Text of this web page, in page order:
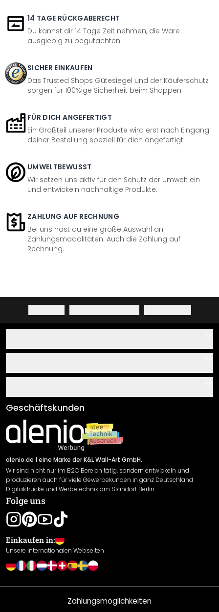
14 TAGE RÜCKGABERECHT
Du kannst dir 14 Tage Zeit nehmen, die Ware
ausgiebig zu begutachten.
SICHER EINKAUFEN
Das Trusted Shops Gütesiegel und der Käuferschutz
sorgen für 100%ige Sicherheit beim Shoppen.
FÜR DICH ANGEFERTIGT
Ein Großteil unserer Produkte wird erst nach Eingang
deiner Bestellung speziell für dich angefertigt.
UMWELTBEWUSST
Wir setzen uns aktiv für den Schutz der Umwelt ein
und entwickeln nachhaltige Produkte.
ZAHLUNG AUF RECHNUNG
Bei uns hast du eine große Auswahl an
Zahlungsmodalitäten. Auch die Zahlung auf
Rechnung.
· ·
Über uns
Klebe- und Montageanleitungen
Newsletter An-/Abmeldung
Sendungsverfolgung
AGB
Impressum
Versand & Zahlung
Rücksendung
Widerrufsrecht
Datenschutzerklärung
Gewährleistung
Leistungserklärung / CE-Zeichen
Cookie Einstellungen
Geschäftskunden
alenio.de | eine Marke der K&L Wall-Art GmbH.
Wir sind nicht nur im B2C Bereich tätig, sondern entwickeln und
produzieren auch für viele Gewerbekunden in ganz Deutschland
Digitaldrucke und Werbetechnik am Standort Berlin.
Folge uns
Einkaufen in:
Unsere internationalen Webseiten
Zahlungsmöglichkeiten